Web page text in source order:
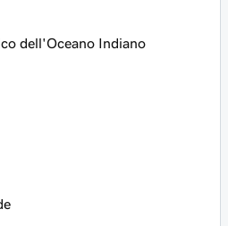
dell'Oceano Indiano